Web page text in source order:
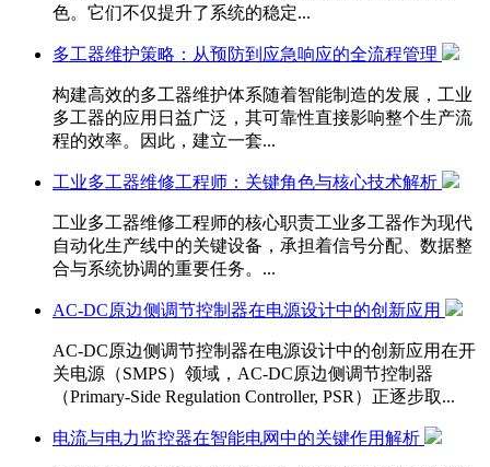
色。它们不仅提升了系统的稳定...
多工器维护策略：从预防到应急响应的全流程管理
构建高效的多工器维护体系随着智能制造的发展，工业
多工器的应用日益广泛，其可靠性直接影响整个生产流
程的效率。因此，建立一套...
工业多工器维修工程师：关键角色与核心技术解析
工业多工器维修工程师的核心职责工业多工器作为现代
自动化生产线中的关键设备，承担着信号分配、数据整
合与系统协调的重要任务。...
AC-DC原边侧调节控制器在电源设计中的创新应用
AC-DC原边侧调节控制器在电源设计中的创新应用在开
关电源（SMPS）领域，AC-DC原边侧调节控制器
（Primary-Side Regulation Controller, PSR）正逐步取...
电流与电力监控器在智能电网中的关键作用解析